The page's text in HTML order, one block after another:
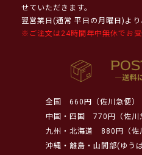
せていただきます。
翌営業日(通常 平日の月曜日)より
※ご注文は24時間年中無休でお受
全国
660円（佐川急便）
中国・四国
770円（佐川
九州・北海道
880円（佐
沖縄・離島・山間部(ゆう